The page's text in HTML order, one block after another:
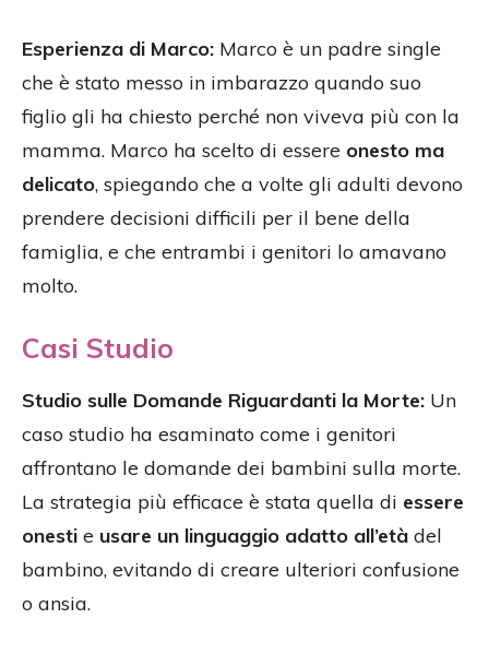
Esperienza di Marco: Marco è un padre single
che è stato messo in imbarazzo quando suo
figlio gli ha chiesto perché non viveva più con la
mamma. Marco ha scelto di essere onesto ma
delicato, spiegando che a volte gli adulti devono
prendere decisioni difficili per il bene della
famiglia, e che entrambi i genitori lo amavano
molto.
Casi Studio
Studio sulle Domande Riguardanti la Morte: Un
caso studio ha esaminato come i genitori
affrontano le domande dei bambini sulla morte.
La strategia più efficace è stata quella di essere
onesti e usare un linguaggio adatto all’età del
bambino, evitando di creare ulteriori confusione
o ansia.